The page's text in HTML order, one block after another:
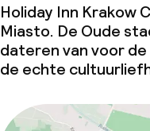
Beleid
Overal rookvrij
(minder dan de
Holiday Inn Krakow
Miasto. De Oude
dateren van voor
de echte